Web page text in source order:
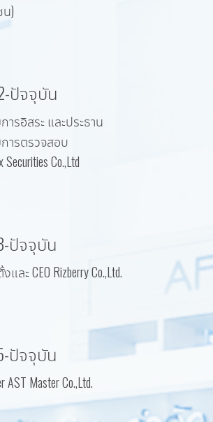
)
ปัจจุบัน
ารอิสระ และประธาน
ารตรวจสอบ
Securities Co.,Ltd
ปัจจุบัน
ละ CEO Rizberry Co.,Ltd.
ปัจจุบัน
AST Master Co.,Ltd.